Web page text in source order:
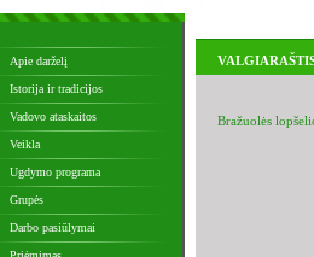
Apie darželį
Istorija ir tradicijos
Vadovo ataskaitos
Veikla
Ugdymo programa
Grupės
Darbo pasiūlymai
Bražuolės